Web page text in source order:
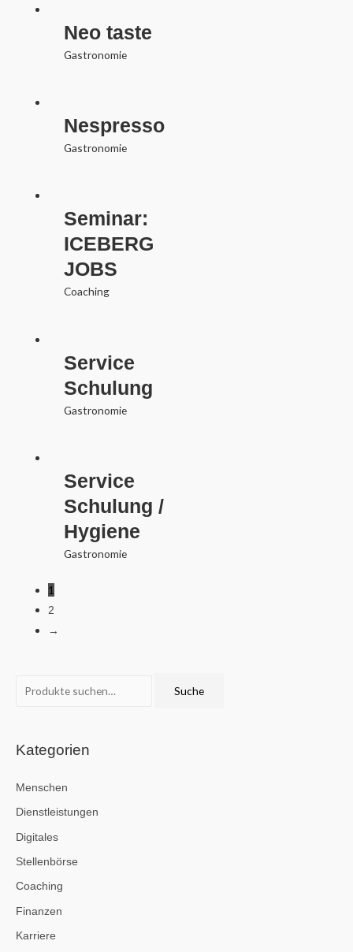
h
n
a
c
Suche
Kategorien
Menschen
Dienstleistungen
Digitales
Stellenbörse
Coaching
Finanzen
Karriere
Neo taste
Gastronomie
Nespresso
Gastronomie
Seminar:
ICEBERG
JOBS
Coaching
Service
Schulung
Gastronomie
Service
Schulung /
Hygiene
Gastronomie
1
2
→